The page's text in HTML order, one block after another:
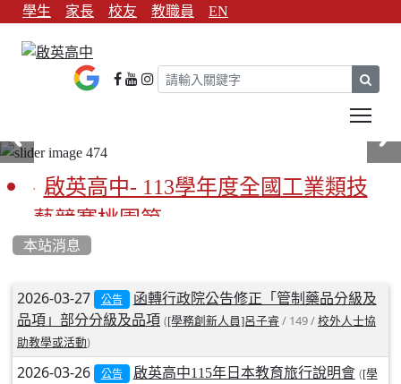
學生 家長 校友 教職員 EN
啟英高中- 113學年度全國工業類技
藝競賽桃園第一
啟英高中-113學年全國學生家事類技
藝競賽榮獲1支金手獎3支優勝
亞洲金牌在啟英！-機器人競賽亞洲
第一
本站消息
文章列表
2026-03-27 公告
函轉行政院公告修正「管制藥品分級及
品項」部分分級及品項 ([學務創新人員]呂子睿 / 149 / 校外人士協
助教學或活動)
2026-03-26 公告 啟英高中115年日本教育旅行說明會 ([學